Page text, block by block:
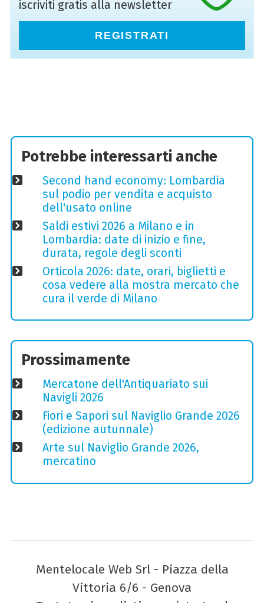
iscriviti gratis alla newsletter
REGISTRATI
Potrebbe interessarti anche
Second hand economy: Lombardia
sul podio per vendita e acquisto
dell'usato online
Saldi estivi 2026 a Milano e in
Lombardia: date di inizio e fine,
durata, regole degli sconti
Orticola 2026: date, orari, biglietti e
cosa vedere alla mostra mercato che
cura il verde di Milano
Prossimamente
Mercatone dell'Antiquariato sui
Navigli 2026
Fiori e Sapori sul Naviglio Grande 2026
(edizione autunnale)
Arte sul Naviglio Grande 2026,
mercatino
Mentelocale Web Srl - Piazza della
Vittoria 6/6 - Genova